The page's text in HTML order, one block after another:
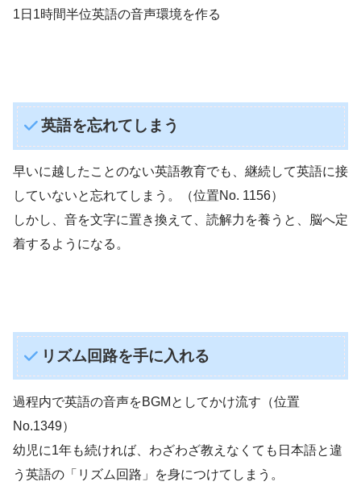
1日1時間半位英語の音声環境を作る
英語を忘れてしまう
早いに越したことのない英語教育でも、継続して英語に接
していないと忘れてしまう。（位置No. 1156）
しかし、音を文字に置き換えて、読解力を養うと、脳へ定
着するようになる。
リズム回路を手に入れる
過程内で英語の音声をBGMとしてかけ流す（位置
No.1349）
幼児に1年も続ければ、わざわざ教えなくても日本語と違
う英語の「リズム回路」を身につけてしまう。